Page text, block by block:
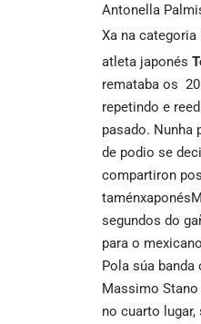
Antonella
Xa na
atleta japonés
remataba os
repetindo e
pasado. Nunha
de podio se
compartiron
segundos do
para o
Pola súa
Massimo Stano
no cuarto